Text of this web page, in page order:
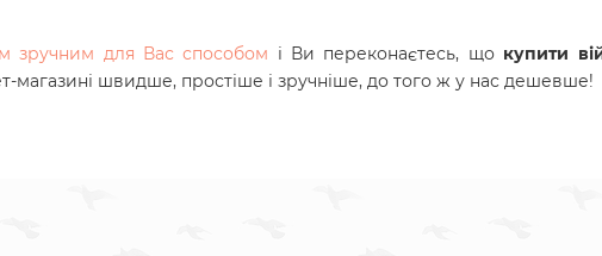
зручним для Вас способом і Ви переконаєтесь, що купити
магазині швидше, простіше і зручніше, до того ж у нас дешевше!